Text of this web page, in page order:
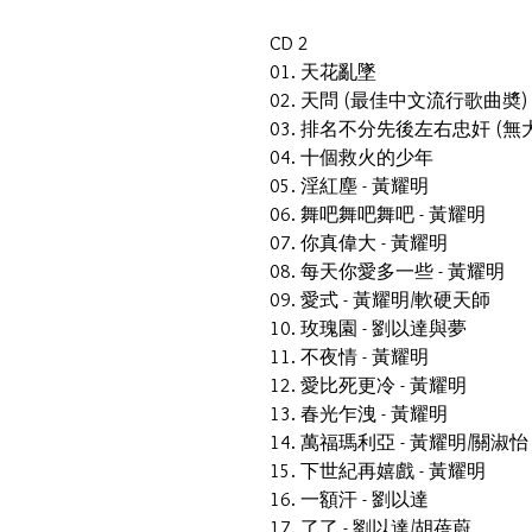
CD 2
01. 天花亂墜
02. 天問 (最佳中文流行歌曲奬)
03. 排名不分先後左右忠奸 (無
04. 十個救火的少年
05. 淫紅塵 - 黃耀明
06. 舞吧舞吧舞吧 - 黃耀明
07. 你真偉大 - 黃耀明
08. 每天你愛多一些 - 黃耀明
09. 愛式 - 黃耀明/軟硬天師
10. 玫瑰園 - 劉以達與夢
11. 不夜情 - 黃耀明
12. 愛比死更冷 - 黃耀明
13. 春光乍洩 - 黃耀明
14. 萬福瑪利亞 - 黃耀明/關淑怡
15. 下世紀再嬉戲 - 黃耀明
16. 一額汗 - 劉以達